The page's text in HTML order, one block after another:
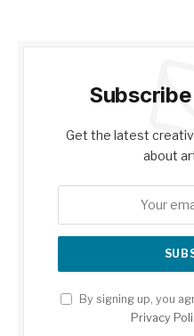
Get the latest
about
By signing up, you
Privacy